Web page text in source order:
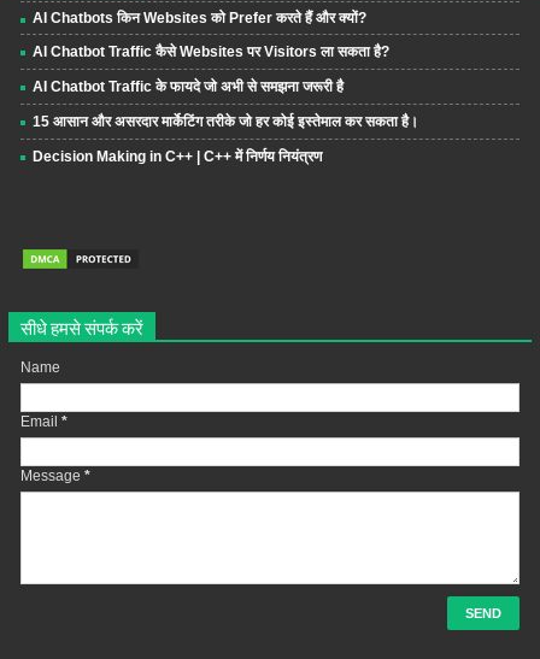
AI Chatbots किन Websites को Prefer करते हैं और क्यों?
AI Chatbot Traffic कैसे Websites पर Visitors ला सकता है?
AI Chatbot Traffic के फायदे जो अभी से समझना जरूरी है
15 आसान और असरदार मार्केटिंग तरीके जो हर कोई इस्तेमाल कर सकता है।
Decision Making in C++ | C++ में निर्णय नियंत्रण
सीधे हमसे संपर्क करें
Name
Email *
Message *